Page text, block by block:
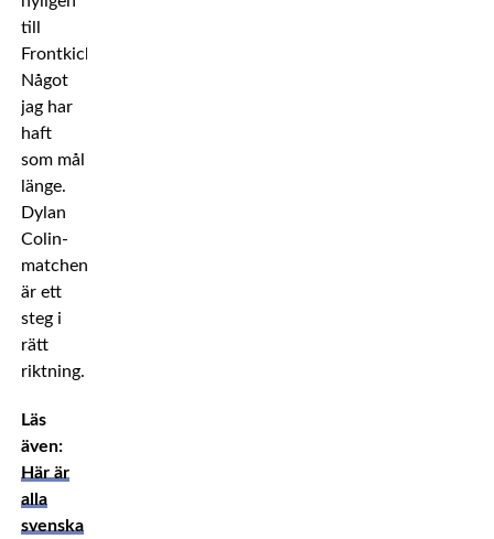
till
Frontkick.
Något
jag har
haft
som mål
länge.
Dylan
Colin-
matchen
är ett
steg i
rätt
riktning.
Läs
även:
Här är
alla
svenska